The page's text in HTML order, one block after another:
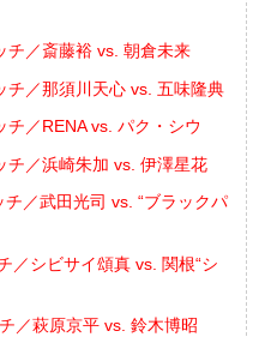
チ／斎藤裕 vs. 朝倉未来
チ／那須川天心 vs. 五味隆典
／RENA vs. パク・シウ
チ／浜崎朱加 vs. 伊澤星花
／武田光司 vs. “ブラックパ
／シビサイ頌真 vs. 関根“シ
／萩原京平 vs. 鈴木博昭